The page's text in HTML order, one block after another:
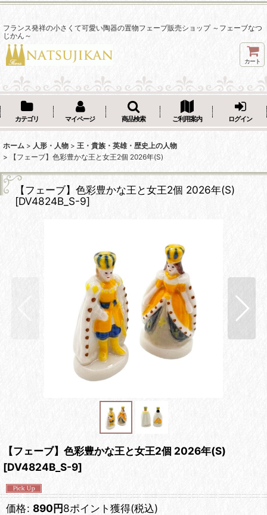
フランス発祥の小さくて可愛い陶器の置物フェーブ販売ショップ ～フェーブなつ
じかん～
カート
カテゴリ マイページ 商品検索 ご利用案内 ログイン
ホーム > 人形・人物 > 王・貴族・英雄・歴史上の人物
>
【フェーブ】色彩豊かな王と女王2個 2026年(S)
【フェーブ】色彩豊かな王と女王2個 2026年(S)
[DV4824B_S-9]
【フェーブ】色彩豊かな王と女王2個 2026年(S)
[DV4824B_S-9]
価格: 890円8ポイント獲得(税込)